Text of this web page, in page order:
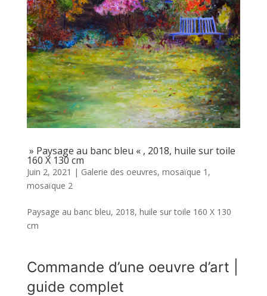
» Paysage au banc bleu « , 2018, huile sur toile
160 X 130 cm
Juin 2, 2021 | Galerie des oeuvres, mosaïque 1 ,
mosaïque 2
Paysage au banc bleu, 2018, huile sur toile 160 X 130
cm
Commande d’une oeuvre d’art |
guide complet